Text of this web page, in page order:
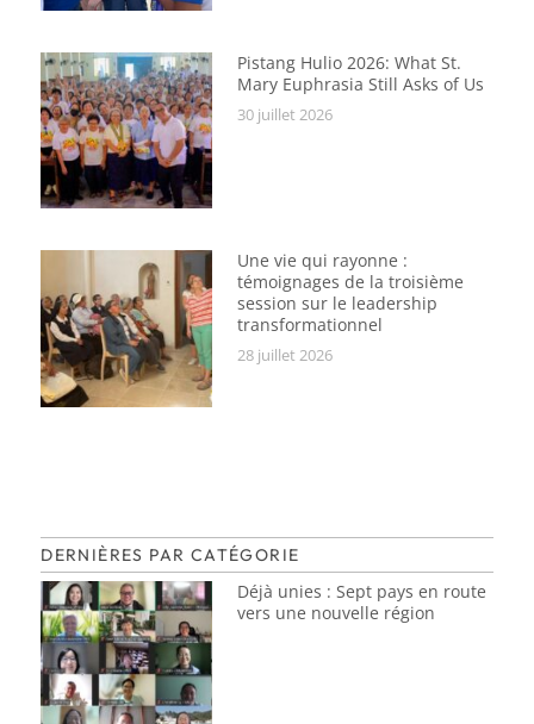
Pistang Hulio 2026: What St.
Mary Euphrasia Still Asks of Us
30 juillet 2026
Une vie qui rayonne :
témoignages de la troisième
session sur le leadership
transformationnel
28 juillet 2026
DERNIÈRES PAR CATÉGORIE
Déjà unies : Sept pays en route
vers une nouvelle région